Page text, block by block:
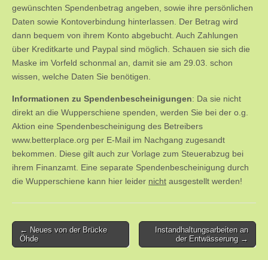
gewünschten Spendenbetrag angeben, sowie ihre persönlichen
Daten sowie Kontoverbindung hinterlassen. Der Betrag wird
dann bequem von ihrem Konto abgebucht. Auch Zahlungen
über Kreditkarte und Paypal sind möglich. Schauen sie sich die
Maske im Vorfeld schonmal an, damit sie am 29.03. schon
wissen, welche Daten Sie benötigen.
Informationen zu Spendenbescheinigungen: Da sie nicht
direkt an die Wupperschiene spenden, werden Sie bei der o.g.
Aktion eine Spendenbescheinigung des Betreibers
www.betterplace.org per E-Mail im Nachgang zugesandt
bekommen. Diese gilt auch zur Vorlage zum Steuerabzug bei
ihrem Finanzamt. Eine separate Spendenbescheinigung durch
die Wupperschiene kann hier leider nicht ausgestellt werden!
Post
navigation
← Neues von der Brücke
Öhde
Instandhaltungsarbeiten an
der Entwässerung →